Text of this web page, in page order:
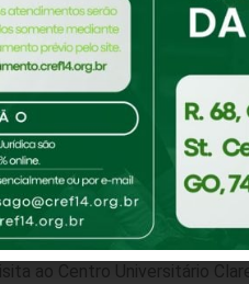
de denúncia sobre o
de interesse e
CREF14/GO-TO à
Marcos Lopes (CREF 00698-
recepcionado pelo
CEULP). O encontro teve
Superior. Durante a
ao Centro Universitário